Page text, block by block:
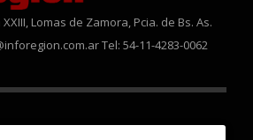
Lomas de Zamora, Pcia. de Bs. As.
Tel: 54-11-4283-0062